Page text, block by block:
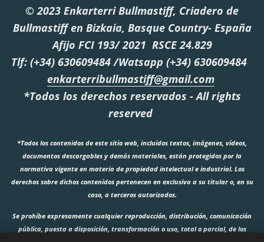
© 2023 Enkarterri Bullmastiff, Criadero de
Bullmastiff en Bizkaia, Basque Country- España
Afijo FCI 193/ 2021 RSCE 24.829
Tlf: (+34) 630609484 /Watsapp (+34) 630609484
enkarterribullmastiff@gmail.com
*Todos los derechos reservados - All rights
reserved
*Todos los contenidos de este sitio web, incluidos textos, imágenes, vídeos,
documentos descargables y demás materiales, están protegidos por la
normativa vigente en materia de propiedad intelectual e industrial. Los
derechos sobre dichos contenidos pertenecen en exclusiva a su titular o, en su
caso, a terceros autorizados.
Se prohíbe expresamente cualquier reproducción, distribución, comunicación
pública, puesta a disposición, transformación o uso, total o parcial, de los